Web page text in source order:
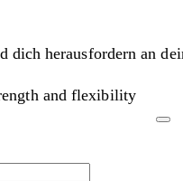
herausfordern an
and flexibility